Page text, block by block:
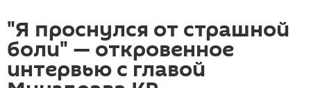
"Я проснулся от страшной
боли" — откровенное
интервью с главой